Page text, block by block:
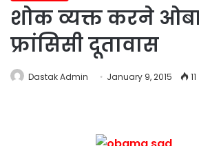
शोक व्यक्त करने
फ्रांसिसी दूतावास
Dastak Admin January 9, 2015 11